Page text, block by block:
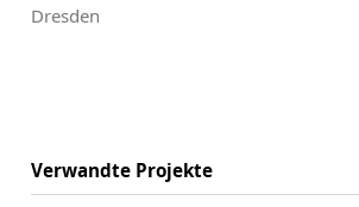
Dresden
Verwandte Projekte